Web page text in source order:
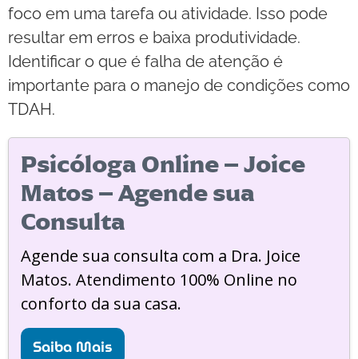
foco em uma tarefa ou atividade. Isso pode
resultar em erros e baixa produtividade.
Identificar o que é falha de atenção é
importante para o manejo de condições como
TDAH.
Psicóloga Online – Joice
Matos – Agende sua
Consulta
Agende sua consulta com a Dra. Joice
Matos. Atendimento 100% Online no
conforto da sua casa.
Saiba Mais